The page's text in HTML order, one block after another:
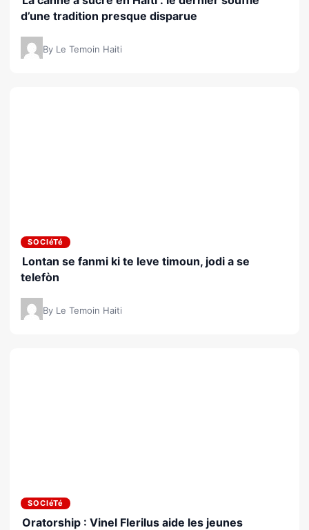
d’une tradition presque disparue
By Le Temoin Haiti
SOCIéTé
Lontan se fanmi ki te leve timoun, jodi a se
telefòn
By Le Temoin Haiti
SOCIéTé
Oratorship : Vinel Flerilus aide les jeunes